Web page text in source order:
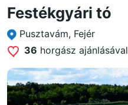
Festékgyári tó
Pusztavám, Fejér
36 horgász ajánlásával